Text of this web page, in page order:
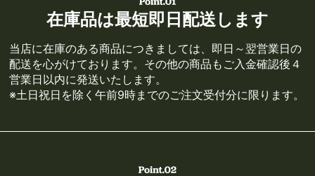
在庫品は最短即日配送します
当店に在庫のある商品につきましては、即日～翌営業日の
配送を心がけております。その他の商品もご入金確認後４
営業日以内に発送いたします。
※土日祝日を除く午前9時までのご注文受付分に限ります。